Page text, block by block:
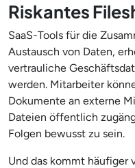
Riskantes
SaaS-Tools für die
Austausch von Daten,
vertrauliche
werden. Mitarbeiter
Dokumente an externe
Dateien öffentlich
Folgen bewusst zu sein.
Und das kommt häufiger